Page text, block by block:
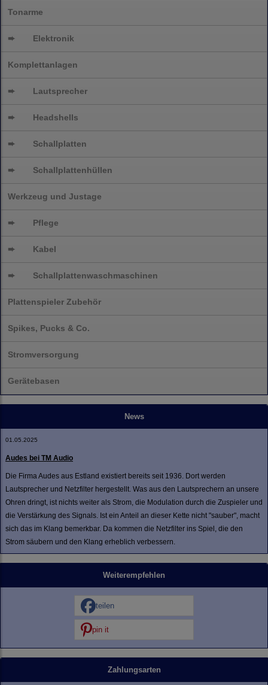
Tonarme
➨ Elektronik
Komplettanlagen
➨ Lautsprecher
➨ Headshells
➨ Schallplatten
➨ Schallplattenhüllen
Werkzeug und Justage
➨ Pflege
➨ Kabel
➨ Schallplattenwaschmaschinen
Plattenspieler Zubehör
Spikes, Pucks & Co.
Stromversorgung
Gerätebasen
News
01.05.2025
Audes bei TM Audio
Die Firma Audes aus Estland existiert bereits seit 1936. Dort werden
Lautsprecher und Netzfilter hergestellt. Was aus den Lautsprechern an unsere
Ohren dringt, ist nichts weiter als Strom, die Modulation durch die Zuspieler und
die Verstärkung des Signals. Ist ein Anteil an dieser Kette nicht "sauber", macht
sich das im Klang bemerkbar. Da kommen die Netzfilter ins Spiel, die den
Strom säubern und den Klang erheblich verbessern.
Weiterempfehlen
teilen
pin it
Zahlungsarten